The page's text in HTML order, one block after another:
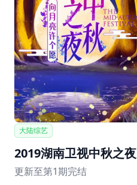
大陆综艺
2019湖南卫视中秋之夜
更新至第1期完结